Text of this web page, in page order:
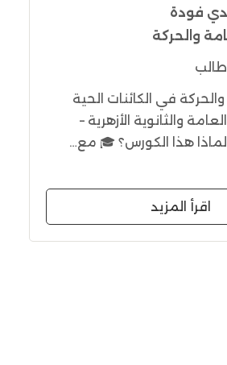
فودة
والحركة
في الكائنات الحية
والثانوية الأزهرية –
اقرأ المزيد